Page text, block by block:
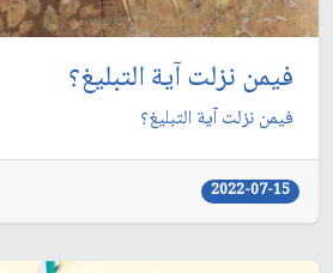
فيمن نزلت آية التبليغ؟
فيمن نزلت آية التبليغ؟
2022-07-15